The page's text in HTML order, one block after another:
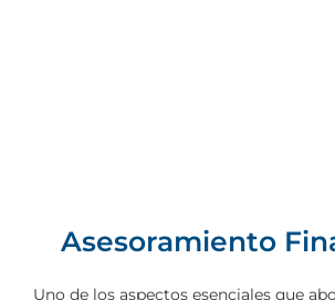
Asesoramiento
Uno de los aspectos esenciales que